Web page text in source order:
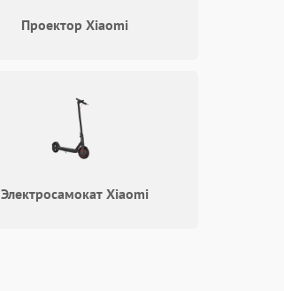
Подробнее →
Подробнее →
Проектор Xiaomi
Электросамокат Xiaomi